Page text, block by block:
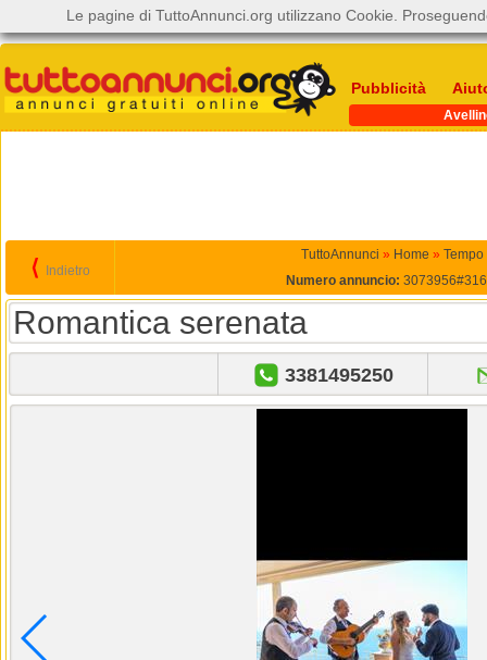
Pubblicità
⟨ Indietro
TuttoAnnunci » Home »
Numero annuncio:
Romantica serenata
3381495250
Le pagine di TuttoAnnunci.org utilizzano Cookie.